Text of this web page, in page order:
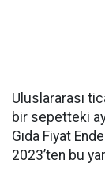
Uluslararası
bir sepetteki
Gıda Fiyat
2023’ten bu